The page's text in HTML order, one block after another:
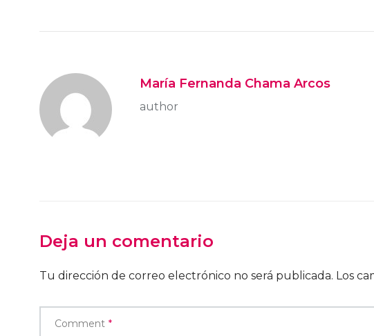
María Fernanda Chama Arcos
author
Deja un comentario
Tu dirección de correo electrónico no será publicada. Los
Comment *